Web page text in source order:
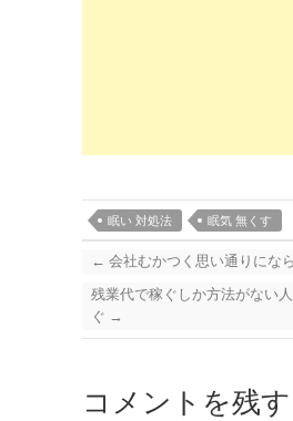
眠い 対処法 眠気 無くす
← 会社むかつく思い通りにな
残業代で稼ぐしか方法がない
ぐ →
コメントを残す